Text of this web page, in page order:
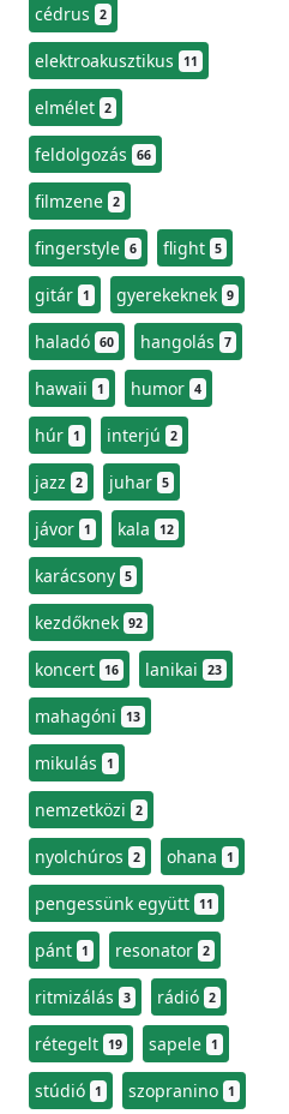
cédrus 2
elektroakusztikus 11
elmélet 2
feldolgozás 66
filmzene 2
fingerstyle 6 flight 5
gitár 1 gyerekeknek 9
haladó 60 hangolás 7
hawaii 1 humor 4
húr 1 interjú 2
jazz 2 juhar 5
jávor 1 kala 12
karácsony 5
kezdőknek 92
koncert 16 lanikai 23
mahagóni 13
mikulás 1
nemzetközi 2
nyolchúros 2 ohana 1
pengessünk együtt 11
pánt 1 resonator 2
ritmizálás 3 rádió 2
rétegelt 19 sapele 1
stúdió 1 szopranino 1